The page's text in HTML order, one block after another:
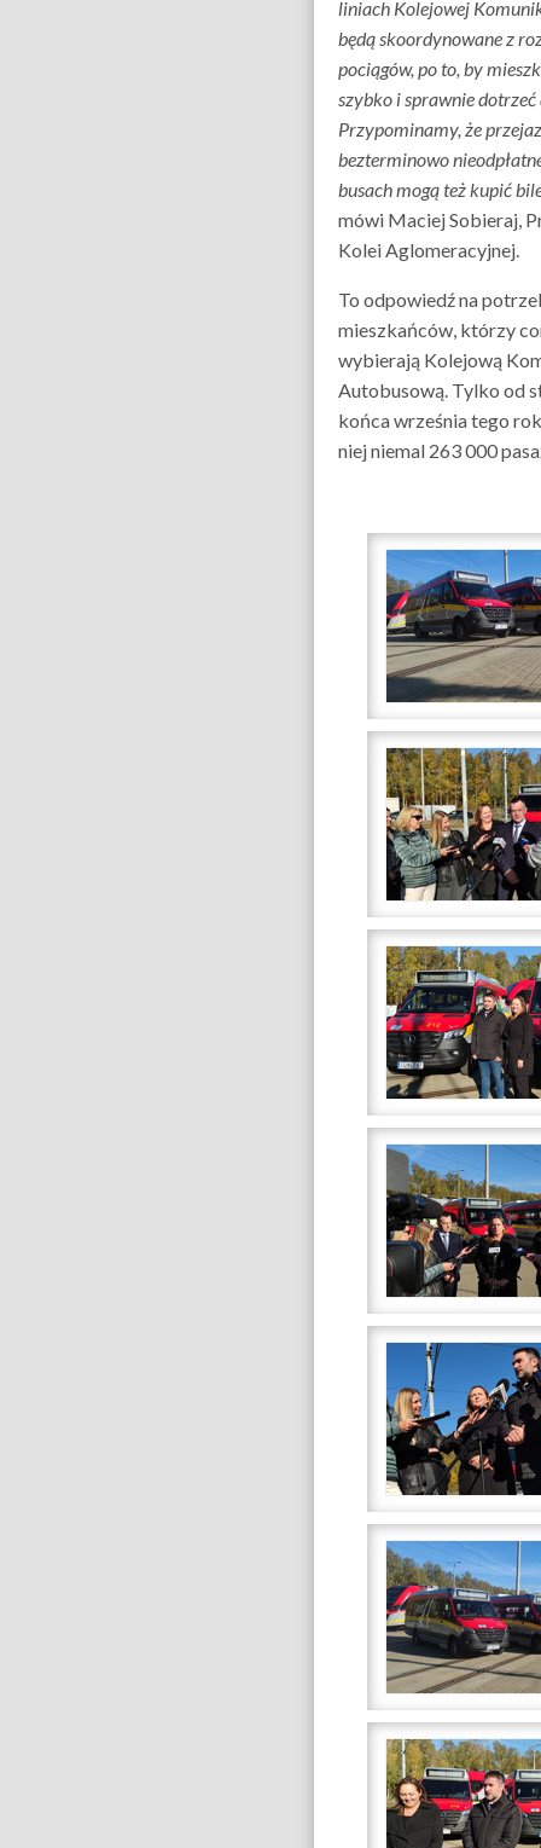
liniach Kolejowej
będą skoordynowane z
pociągów, po to, by
szybko i sprawnie dotrzeć
Przypominamy, że
bezterminowo
busach mogą też kupić
mówi Maciej Sobieraj,
Kolei Aglomeracyjnej.
To odpowiedź na
mieszkańców, którzy
wybierają Kolejową
Autobusową. Tylko od
końca września tego
niej niemal 263 000
Galeria
zdjęć}